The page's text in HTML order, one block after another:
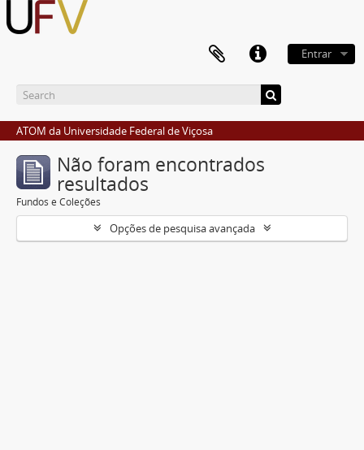
Entrar
ATOM da Universidade Federal de Viçosa
Não foram encontrados
resultados
Fundos e Coleções
Opções de pesquisa avançada